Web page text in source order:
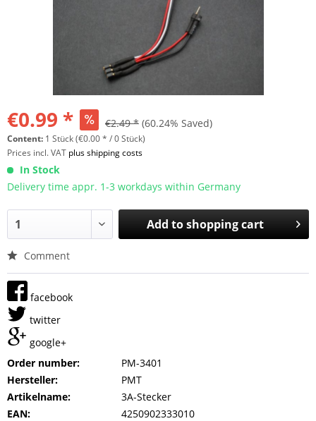
€0.99 * €2.49 * (60.24% Saved)
Content: 1 Stück (€0.00 * / 0 Stück)
Prices incl. VAT plus shipping costs
In Stock
Delivery time appr. 1-3 workdays within Germany
Add toshopping cart
Comment
facebook
twitter
google+
Order number:
PM-3401
Hersteller:
PMT
Artikelname:
3A-Stecker
EAN:
4250902333010